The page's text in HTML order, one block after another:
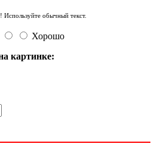
обычный текст.
Хорошо
картинке: